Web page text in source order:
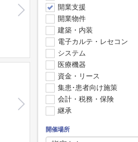
開業支援
開業物件
建築・内装
電子カルテ・レセコン
システム
医療機器
資金・リース
集患･患者向け施策
会計・税務・保険
継承
開催場所